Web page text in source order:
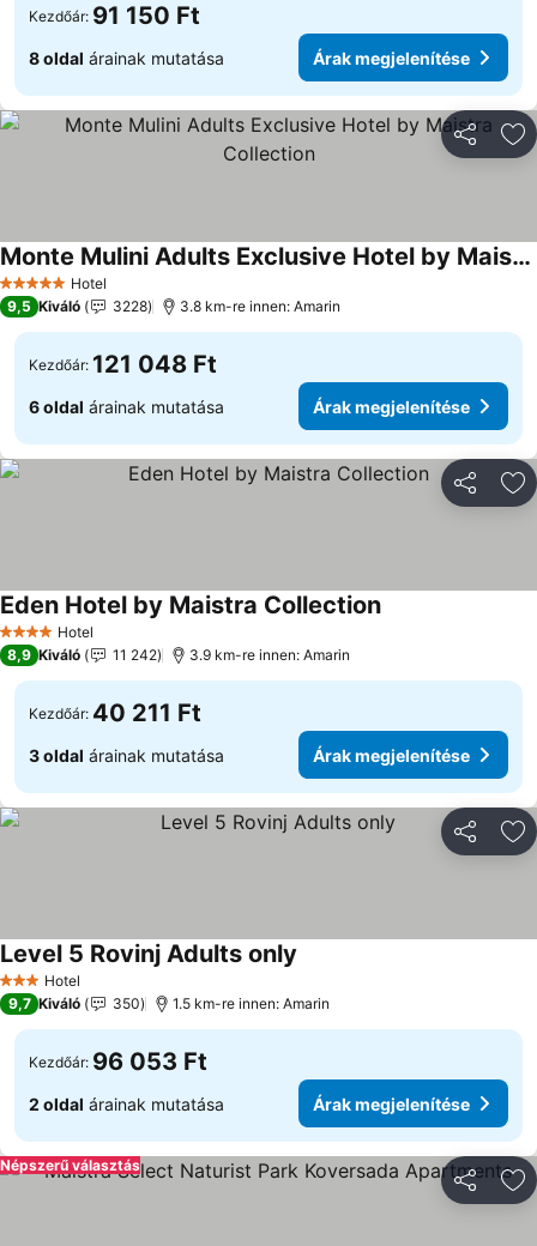
Kezdőár: 91 150 Ft
8 oldal árainak mutatása Árak megjelenítése
5 KategóriaHotel
Monte Mulini Adults Exclusive Hotel by Maistra Collection
Árak megjelenítése
9,5 Kiváló 3228 3.8 km-re innen: Amarin
Kezdőár: 121 048 Ft
6 oldal árainak mutatása Árak megjelenítése
4 KategóriaHotel
Eden Hotel by Maistra CollectionÁrak
8,9 Kiváló 11 242 3.9 km-re innen: Amarin
Kezdőár: 40 211 Ft
3 oldal árainak mutatása Árak megjelenítése
3 Kategória
Hotel
Level 5 Rovinj Adults only
9,7 Kiváló 350 1.5 km-re innen: Amarin
Kezdőár: 96 053 Ft
2 oldal árainak mutatása Árak megjelenítése
Népszerű választás